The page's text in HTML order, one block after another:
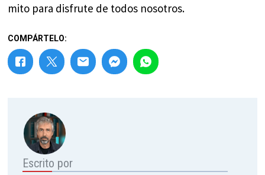
mito para disfrute de todos nosotros.
COMPÁRTELO:
Escrito por